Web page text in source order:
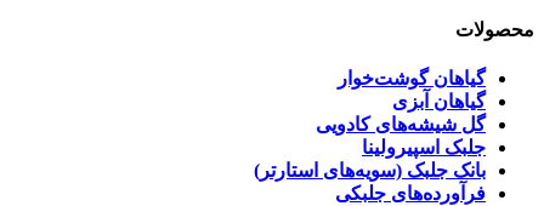
محصولات
گیاهان گوشت‌خوار
گیاهان آبزی
گل شیشه‌های کادویی
جلبک اسپیرولینا
بانک جلبک (سویه‌های استارتر)
فرآورده‌های جلبکی